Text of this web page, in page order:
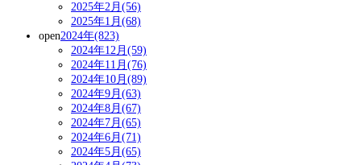
2025年2月(56)
2025年1月(68)
open2024年(823)
2024年12月(59)
2024年11月(76)
2024年10月(89)
2024年9月(63)
2024年8月(67)
2024年7月(65)
2024年6月(71)
2024年5月(65)